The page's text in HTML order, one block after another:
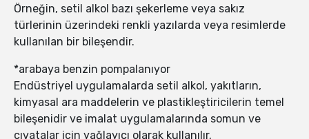
Örneğin, setil alkol bazı şekerleme veya sakız
türlerinin üzerindeki renkli yazılarda veya resimlerde
kullanılan bir bileşendir.
*arabaya benzin pompalanıyor
Endüstriyel uygulamalarda setil alkol, yakıtların,
kimyasal ara maddelerin ve plastikleştiricilerin temel
bileşenidir ve imalat uygulamalarında somun ve
cıvatalar için yağlayıcı olarak kullanılır.